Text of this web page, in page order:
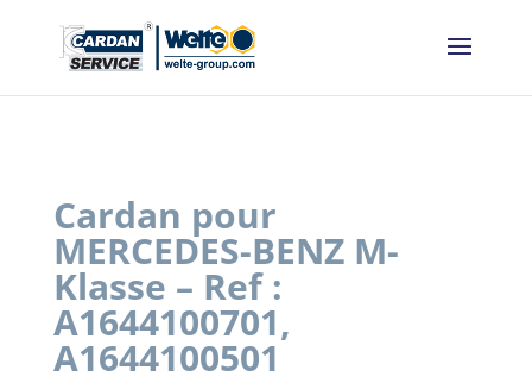
Cardan pour
MERCEDES-BENZ M-
Klasse – Ref :
A1644100701,
A1644100501